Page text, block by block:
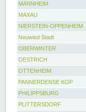
MANNHEIM
MAXAU
NIERSTEIN-OPPENHEIM
Neuwied Stadt
OBERWINTER
OESTRICH
OTTENHEIM
PANNERDENSE KOP
PHILIPPSBURG
PLITTERSDORF